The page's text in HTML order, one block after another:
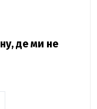
де ми не